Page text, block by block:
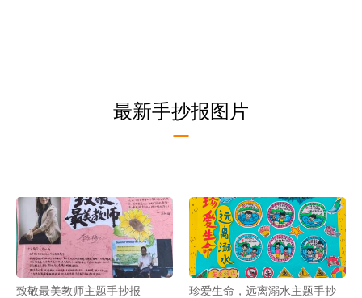
最新手抄报图片
致敬最美教师主题手抄报
珍爱生命，远离溺水主题手抄